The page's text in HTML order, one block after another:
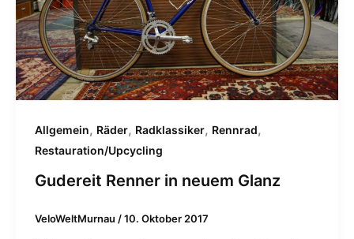
Allgemein, Räder, Radklassiker, Rennrad,
Restauration/Upcycling
Gudereit Renner in neuem Glanz
VeloWeltMurnau /10. Oktober 2017